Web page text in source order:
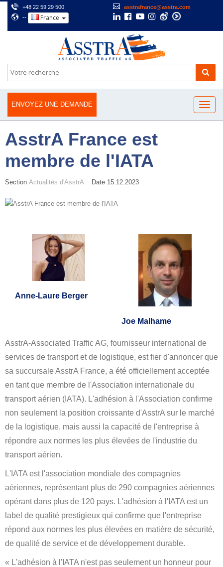
+48 22 59 29 500
asstrafrance@asstra.com
--
France
ENVOYEZ UNE DEMANDE
AsstrA France est
membre de l'IATA
Section Actualités d'AsstrA Date 15.12.2023
Anne-Laure Berger
Joe Malhame
AsstrA-Associated Traffic AG, fournisseur international de
services de transport et de logistique, est fier d'annoncer que
sa succursale AsstrA France, a été officiellement acceptée
en tant que membre de l'Association internationale du
transport aérien (IATA). L'adhésion à l'Association confirme
non seulement la position croissante d'AsstrA sur le marché
de la logistique, mais aussi la capacité de l'entreprise à
répondre aux normes les plus élevées de l'industrie du
transport aérien.
L'IATA est l'association mondiale des compagnies
aériennes, représentant plus de 290 compagnies aériennes
opérant dans plus de 120 pays. L'adhésion à l'IATA est un
label de qualité prestigieux qui confirme que l'entreprise
répond aux normes les plus élevées en matière de sécurité,
de qualité de service et de développement durable.
« L'adhésion à l'IATA n'est pas seulement un honneur pour